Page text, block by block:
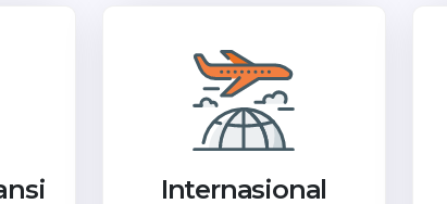
Internasional